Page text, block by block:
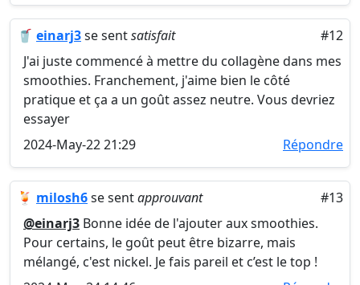
🥤 einarj3se sentsatisfait
#12
J'ai juste commencé à mettre du collagène dans mes
smoothies. Franchement, j'aime bien le côté
pratique et ça a un goût assez neutre. Vous devriez
essayer
2024-May-22 21:29
Répondre
🍹 milosh6se sentapprouvant
#13
@einarj3 Bonne idée de l'ajouter aux smoothies.
Pour certains, le goût peut être bizarre, mais
mélangé, c'est nickel. Je fais pareil et c’est le top !